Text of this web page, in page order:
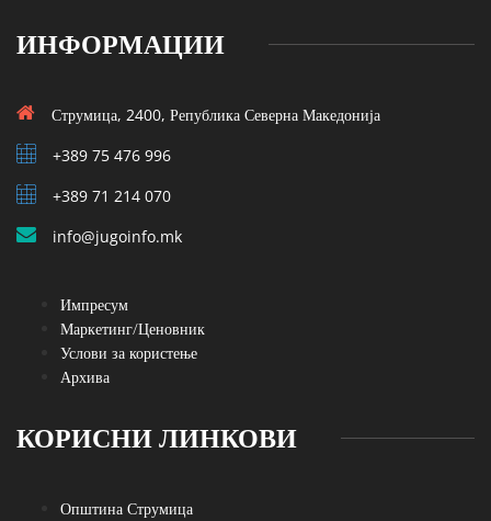
ИНФОРМАЦИИ
Струмица, 2400, Република Северна Македонија
+389 75 476 996
+389 71 214 070
info@jugoinfo.mk
Импресум
Маркетинг/Ценовник
Услови за користење
Архива
КОРИСНИ ЛИНКОВИ
Општина Струмица